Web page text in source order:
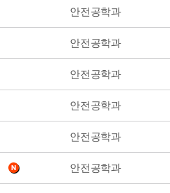
안전공학과
안전공학과
안전공학과
안전공학과
안전공학과
안전공학과